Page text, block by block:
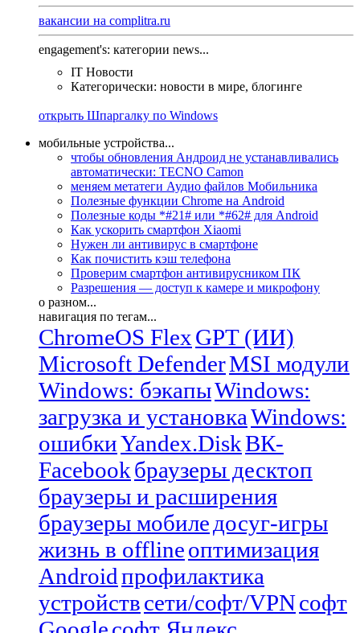
вакансии на complitra.ru
engagement's: категории news...
IT Новости
Категорически: новости в мире, блогинге
открыть Шпаргалку по Windows
мобильные устройства...
чтобы обновления Андроид не устанавливались
автоматически: TECNO Camon
меняем метатеги Аудио файлов Мобильника
Полезные функции Chrome на Android
Полезные коды *#21# или *#62# для Android
Как ускорить смартфон Xiaomi
Нужен ли антивирус в смартфоне
Как почистить кэш телефона
Проверим смартфон антивирусником ПК
Разрешения — доступ к камере и микрофону
о разном...
навигация по тегам...
ChromeOS FlexGPT (ИИ)
Microsoft DefenderMSI модули
Windows: бэкапыWindows:
загрузка и установкаWindows:
ошибкиYandex.DiskВК-
Facebookбраузеры десктоп
браузеры и расширения
браузеры мобиле досуг-игры
жизнь в offlineоптимизация
Androidпрофилактика
устройствсети/софт/VPNсофт